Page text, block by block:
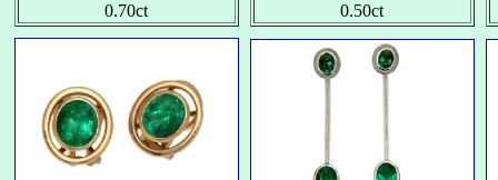
0.70ct
0.50ct